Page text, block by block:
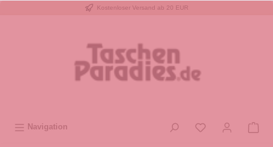
Kostenloser Versand ab 20 EUR
Navigation